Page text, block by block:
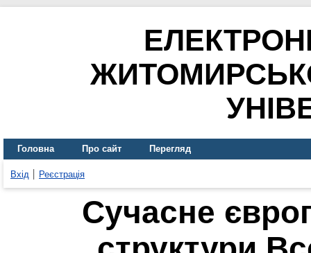
Головна Про сайт Перегляд
Вхід Реєстрація
Сучасне